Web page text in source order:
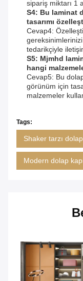
sipariş miktarı 1
S4: Bu laminat
tasarımı
Cevap4:
tedarikçiyle
S5: Mjmhd
hangi
Cevap5: Bu
görünüm için
malzemeler
Tags:
Shaker tarzı dolap
Modern dolap